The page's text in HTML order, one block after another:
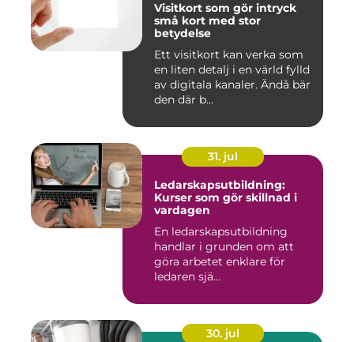
Visitkort som gör intryck
små kort med stor
betydelse
Ett visitkort kan verka som
en liten detalj i en värld fylld
av digitala kanaler. Ändå bär
den där b...
31. jul
Ledarskapsutbildning:
Kurser som gör skillnad i
vardagen
En ledarskapsutbildning
handlar i grunden om att
göra arbetet enklare för
ledaren sjä...
30. jul